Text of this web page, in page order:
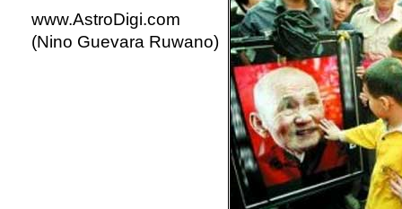
www.AstroDigi.com
(Nino Guevara Ruwano)